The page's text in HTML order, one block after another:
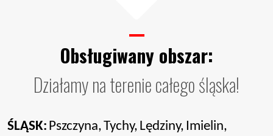
Obsługiwany obszar:
Działamy na terenie całego śląska!
ŚLĄSK: Pszczyna,Tychy, Lędziny, Imielin,